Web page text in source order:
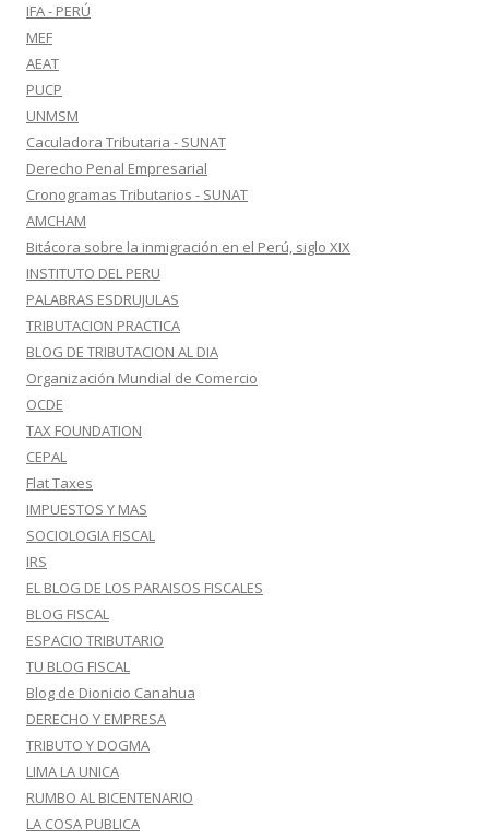
IFA - PERÚ
MEF
AEAT
PUCP
UNMSM
Caculadora Tributaria - SUNAT
Derecho Penal Empresarial
Cronogramas Tributarios - SUNAT
AMCHAM
Bitácora sobre la inmigración en el Perú, siglo XIX
INSTITUTO DEL PERU
PALABRAS ESDRUJULAS
TRIBUTACION PRACTICA
BLOG DE TRIBUTACION AL DIA
Organización Mundial de Comercio
OCDE
TAX FOUNDATION
CEPAL
Flat Taxes
IMPUESTOS Y MAS
SOCIOLOGIA FISCAL
IRS
EL BLOG DE LOS PARAISOS FISCALES
BLOG FISCAL
ESPACIO TRIBUTARIO
TU BLOG FISCAL
Blog de Dionicio Canahua
DERECHO Y EMPRESA
TRIBUTO Y DOGMA
LIMA LA UNICA
RUMBO AL BICENTENARIO
LA COSA PUBLICA